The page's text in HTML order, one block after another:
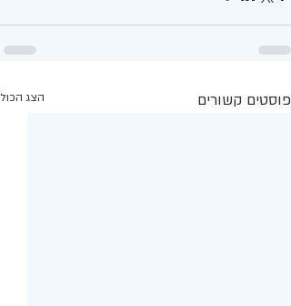
פוסטים קשורים הצג הכול